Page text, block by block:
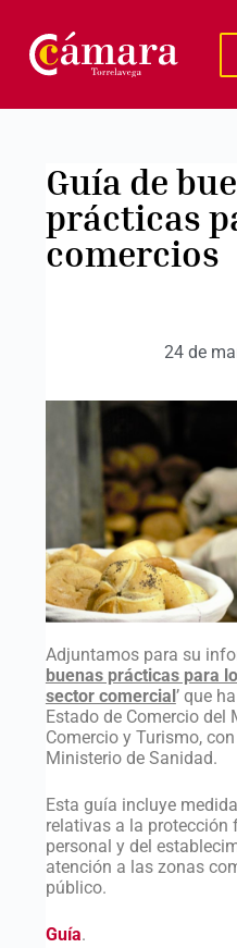
Guía de
prácticas
comercios
24 de
Adjuntamos para su
buenas prácticas para
sector comercial’ que
Estado de Comercio del
Comercio y Turismo,
Ministerio de Sanidad.
Esta guía incluye
relativas a la protección
personal y del
atención a las zonas
público.
Guía.